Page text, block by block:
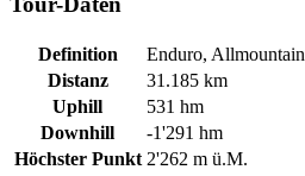
Definition
Enduro, Allmountain
Distanz
31.185 km
Uphill
531 hm
Downhill
-1'291 hm
Höchster Punkt 2'262 m ü.M.